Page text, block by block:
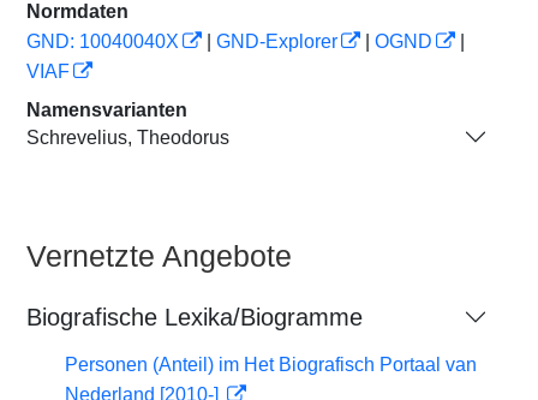
Normdaten
GND: 10040040X
GND-Explorer OGND
VIAF
Namensvarianten
Schrevelius, Theodorus
Vernetzte Angebote
Biografische Lexika/Biogramme
Personen (Anteil) im Het Biografisch Portaal van
Nederland [2010-]